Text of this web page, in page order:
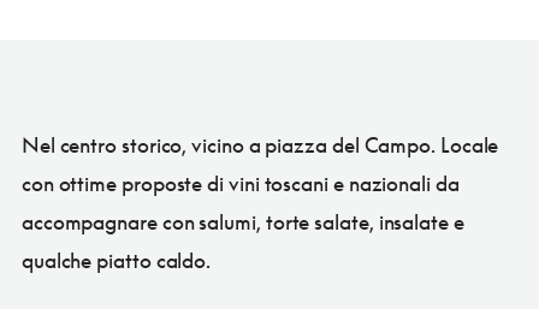
Nel centro storico, vicino a piazza del Campo. Locale
con ottime proposte di vini toscani e nazionali da
accompagnare con salumi, torte salate, insalate e
qualche piatto caldo.